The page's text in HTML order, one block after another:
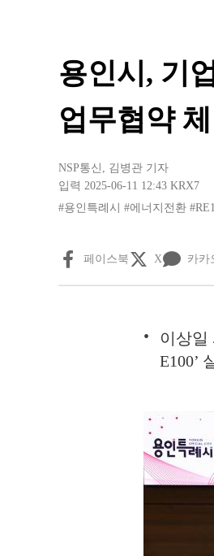
용인시, 기
업무협약
NSP통신 , 김병관 기자
입력 2025-06-11 12:43 KRX7
#용인특례시
#에너지전환
페이스북 X 카카
이상일
E100’